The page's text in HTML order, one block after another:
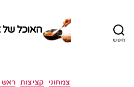
חיפוש
האוכל
צמחוני קציצות ראש